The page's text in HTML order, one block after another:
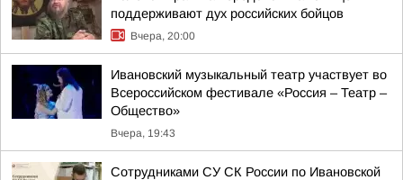
поддерживают дух российских бойцов
Вчера, 20:00
Ивановский музыкальный театр участвует во
Всероссийском фестивале «Россия – Театр –
Общество»
Вчера, 19:43
Сотрудниками СУ СК России по Ивановской